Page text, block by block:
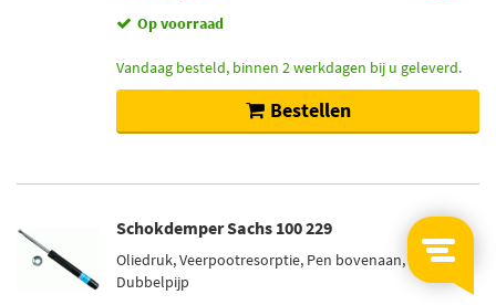
Op voorraad
Vandaag besteld, binnen 2 werkdagen bij u geleverd.
Bestellen
Schokdemper Sachs 100 229
Oliedruk, Veerpootresorptie, Pen bovenaan,
Dubbelpijp